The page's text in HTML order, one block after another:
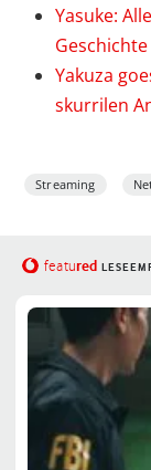
Yasuke:
Yakuza
skurrilen
Streaming
featured